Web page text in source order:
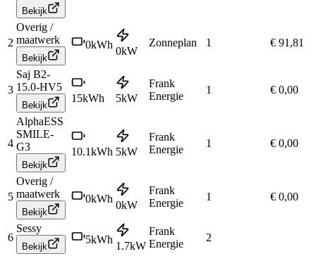
Bekijk
2
Overig /
maatwerk
Bekijk
0kWh
0kW
Zonneplan 1 € 91,81
3
Saj B2-
15.0-HV5
Bekijk
15kWh 5kW
Frank
Energie
1 € 0,00
4
AlphaESS
SMILE-
G3
Bekijk
10.1kWh 5kW
Frank
Energie
1 € 0,00
5
Overig /
maatwerk
Bekijk
0kWh
0kW
Frank
Energie
1 € 0,00
6
Sessy
Bekijk
5kWh
1.7kW
Frank
Energie
2